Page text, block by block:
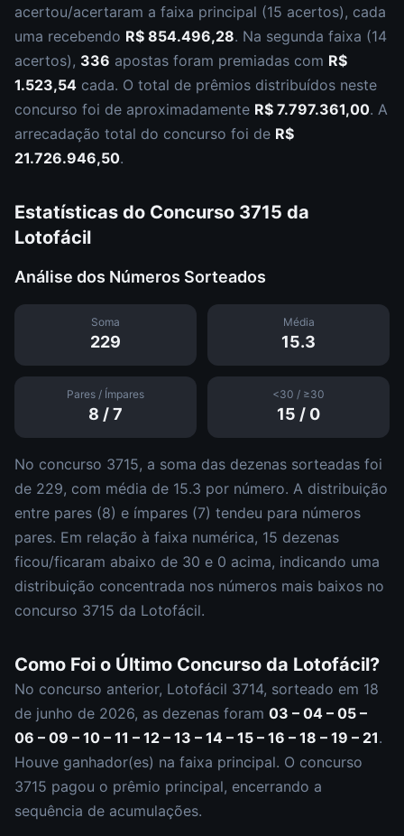
acertou/acertaram a faixa principal (15 acertos), cada
uma recebendo R$ 854.496,28. Na segunda faixa (14
acertos), 336 apostas foram premiadas com R$
1.523,54 cada. O total de prêmios distribuídos neste
concurso foi de aproximadamente R$ 7.797.361,00. A
arrecadação total do concurso foi de R$
21.726.946,50.
Estatísticas do Concurso 3715 da
Lotofácil
Análise dos Números Sorteados
Soma
229
Média
15.3
Pares / Ímpares
8 /7
<30 / ≥30
15 / 0
No concurso 3715, a soma das dezenas sorteadas foi
de 229, com média de 15.3 por número. A distribuição
entre pares (8) e ímpares (7) tendeu para números
pares. Em relação à faixa numérica, 15 dezenas
ficou/ficaram abaixo de 30 e 0 acima, indicando uma
distribuição concentrada nos números mais baixos no
concurso 3715 da Lotofácil.
Como Foi o Último Concurso da Lotofácil?
No concurso anterior, Lotofácil 3714, sorteado em 18
de junho de 2026, as dezenas foram 03 – 04 – 05 –
06 – 09 – 10 – 11 – 12 – 13 – 14 – 15 – 16 – 18 – 19 – 21.
Houve ganhador(es) na faixa principal. O concurso
3715 pagou o prêmio principal, encerrando a
sequência de acumulações.